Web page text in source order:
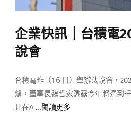
企業快訊｜台積電
說會
台積電昨（1６日）舉辦法說會，
爐，董事長魏哲家透露今年將達到
且在A ...閱讀更多